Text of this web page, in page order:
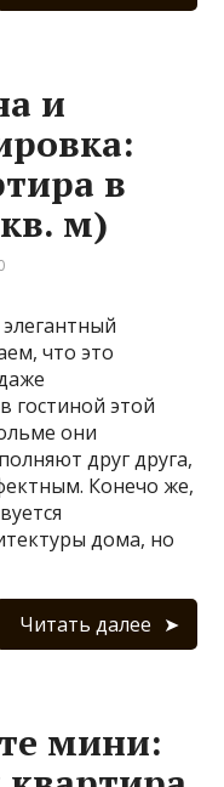
и
в
м)
что это
гостиной этой
они
друг друга,
Конечо же,
дома, но
Читать далее
мини: